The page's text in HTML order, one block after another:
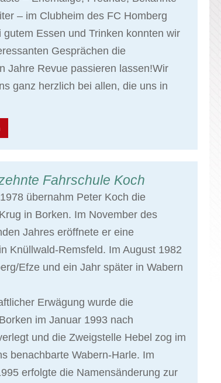
– im Clubheim des FC Homberg
gutem Essen und Trinken konnten wir
Gesprächen die
Jahre Revue passieren lassen!Wir
ganz herzlich bei allen, die uns in
Fahrschule Koch
übernahm Peter Koch die
in Borken. Im November des
Jahres eröffnete er eine
Knüllwald-Remsfeld. Im August 1982
Efze und ein Jahr später in Wabern
Erwägung wurde die
im Januar 1993 nach
und die Zweigstelle Hebel zog im
benachbarte Wabern-Harle. Im
erfolgte die Namensänderung zur